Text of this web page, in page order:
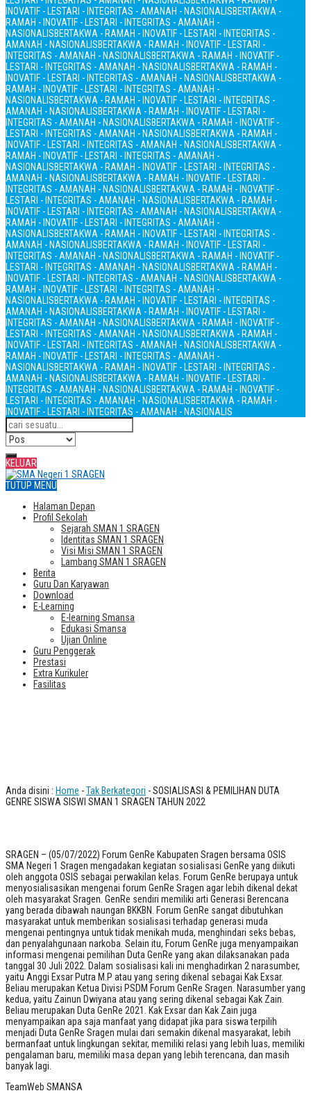
INOVATIF - LESTARI - INTEGRITAS - AMANAH - NASIONALISBERTAKWA -
RAMAH - INOVATIF - LESTARI - INTEGRITAS - AMANAH -
NASIONALISBERTAKWA - RAMAH - INOVATIF - LESTARI - INTEGRITAS -
AMANAH - NASIONALISBERTAKWA - RAMAH - INOVATIF - LESTARI -
INTEGRITAS - AMANAH - NASIONALISBERTAKWA - RAMAH - INOVATIF -
LESTARI - INTEGRITAS - AMANAH - NASIONALISBERTAKWA - RAMAH -
INOVATIF - LESTARI - INTEGRITAS - AMANAH - NASIONALISBERTAKWA -
RAMAH - INOVATIF - LESTARI - INTEGRITAS - AMANAH -
NASIONALISBERTAKWA - RAMAH - INOVATIF - LESTARI - INTEGRITAS -
AMANAH - NASIONALISBERTAKWA - RAMAH - INOVATIF - LESTARI -
INTEGRITAS - AMANAH - NASIONALISBERTAKWA - RAMAH - INOVATIF -
LESTARI - INTEGRITAS - AMANAH - NASIONALISBERTAKWA - RAMAH -
INOVATIF - LESTARI - INTEGRITAS - AMANAH - NASIONALISBERTAKWA -
RAMAH - INOVATIF - LESTARI - INTEGRITAS - AMANAH -
NASIONALISBERTAKWA - RAMAH - INOVATIF - LESTARI - INTEGRITAS -
AMANAH - NASIONALISBERTAKWA - RAMAH - INOVATIF - LESTARI -
INTEGRITAS - AMANAH - NASIONALISBERTAKWA - RAMAH - INOVATIF -
LESTARI - INTEGRITAS - AMANAH - NASIONALISBERTAKWA - RAMAH -
INOVATIF - LESTARI - INTEGRITAS - AMANAH - NASIONALISBERTAKWA -
RAMAH - INOVATIF - LESTARI - INTEGRITAS - AMANAH -
NASIONALISBERTAKWA - RAMAH - INOVATIF - LESTARI - INTEGRITAS -
AMANAH - NASIONALISBERTAKWA - RAMAH - INOVATIF - LESTARI -
INTEGRITAS - AMANAH - NASIONALISBERTAKWA - RAMAH - INOVATIF -
LESTARI - INTEGRITAS - AMANAH - NASIONALISBERTAKWA - RAMAH -
INOVATIF - LESTARI - INTEGRITAS - AMANAH - NASIONALISBERTAKWA -
RAMAH - INOVATIF - LESTARI - INTEGRITAS - AMANAH -
NASIONALISBERTAKWA - RAMAH - INOVATIF - LESTARI - INTEGRITAS -
AMANAH - NASIONALISBERTAKWA - RAMAH - INOVATIF - LESTARI -
INTEGRITAS - AMANAH - NASIONALISBERTAKWA - RAMAH - INOVATIF -
LESTARI - INTEGRITAS - AMANAH - NASIONALISBERTAKWA - RAMAH -
INOVATIF - LESTARI - INTEGRITAS - AMANAH - NASIONALISBERTAKWA -
RAMAH - INOVATIF - LESTARI - INTEGRITAS - AMANAH -
NASIONALISBERTAKWA - RAMAH - INOVATIF - LESTARI - INTEGRITAS -
AMANAH - NASIONALISBERTAKWA - RAMAH - INOVATIF - LESTARI -
INTEGRITAS - AMANAH - NASIONALISBERTAKWA - RAMAH - INOVATIF -
LESTARI - INTEGRITAS - AMANAH - NASIONALISBERTAKWA - RAMAH -
INOVATIF - LESTARI - INTEGRITAS - AMANAH - NASIONALIS
KELUAR
TUTUP MENU
Halaman Depan
Profil Sekolah
Sejarah SMAN 1 SRAGEN
Identitas SMAN 1 SRAGEN
Visi Misi SMAN 1 SRAGEN
Lambang SMAN 1 SRAGEN
Berita
Guru Dan Karyawan
Download
E-Learning
E-learning Smansa
Edukasi Smansa
Ujian Online
Guru Penggerak
Prestasi
Extra Kurikuler
Fasilitas
Anda disini : Home -Tak Berkategori - SOSIALISASI & PEMILIHAN DUTA
GENRE SISWA SISWI SMAN 1 SRAGEN TAHUN 2022
SRAGEN – (05/07/2022) Forum GenRe Kabupaten Sragen bersama OSIS
SMA Negeri 1 Sragen mengadakan kegiatan sosialisasi GenRe yang diikuti
oleh anggota OSIS sebagai perwakilan kelas. Forum GenRe berupaya untuk
menyosialisasikan mengenai forum GenRe Sragen agar lebih dikenal dekat
oleh masyarakat Sragen. GenRe sendiri memiliki arti Generasi Berencana
yang berada dibawah naungan BKKBN. Forum GenRe sangat dibutuhkan
masyarakat untuk memberikan sosialisasi terhadap generasi muda
mengenai pentingnya untuk tidak menikah muda, menghindari seks bebas,
dan penyalahgunaan narkoba. Selain itu, Forum GenRe juga menyampaikan
informasi mengenai pemilihan Duta GenRe yang akan dilaksanakan pada
tanggal 30 Juli 2022. Dalam sosialisasi kali ini menghadirkan 2 narasumber,
yaitu Anggi Exsar Putra M.P atau yang sering dikenal sebagai Kak Exsar.
Beliau merupakan Ketua Divisi PSDM Forum GenRe Sragen. Narasumber yang
kedua, yaitu Zainun Dwiyana atau yang sering dikenal sebagai Kak Zain.
Beliau merupakan Duta GenRe 2021. Kak Exsar dan Kak Zain juga
menyampaikan apa saja manfaat yang didapat jika para siswa terpilih
menjadi Duta GenRe Sragen mulai dari semakin dikenal masyarakat, lebih
bermanfaat untuk lingkungan sekitar, memiliki relasi yang lebih luas, memiliki
pengalaman baru, memiliki masa depan yang lebih terencana, dan masih
banyak lagi.
TeamWeb SMANSA